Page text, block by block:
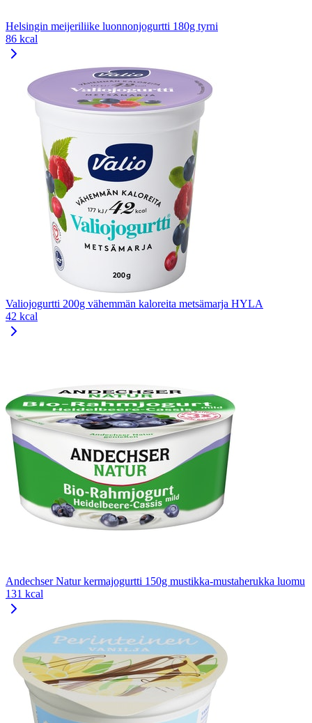
Helsingin meijeriliike luonnonjogurtti 180g tyrni
86 kcal
Valiojogurtti 200g vähemmän kaloreita metsämarja HYLA
42 kcal
Andechser Natur kermajogurtti 150g mustikka-mustaherukka luomu
131 kcal